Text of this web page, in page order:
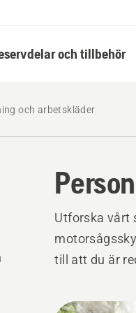
och tillbehör
och arbetskläder
Utforska vårt
till att du är